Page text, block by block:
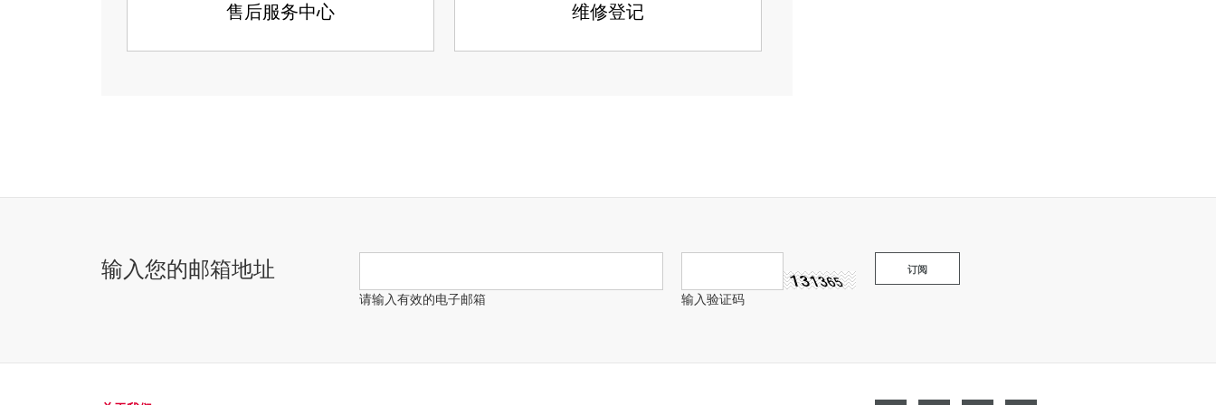
售后服务中心 维修登记
输入您的邮箱地址
请输入有效的电子邮箱 输入验证码